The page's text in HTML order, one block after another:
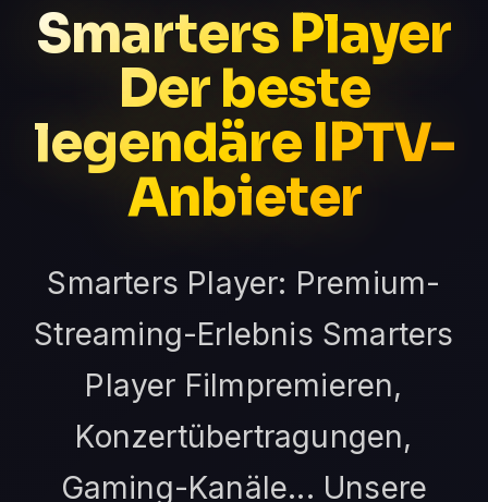
Smarters Player
Der beste
legendäre IPTV-
Anbieter
Smarters Player: Premium-
Streaming-Erlebnis Smarters
Player Filmpremieren,
Konzertübertragungen,
Gaming-Kanäle... Unsere